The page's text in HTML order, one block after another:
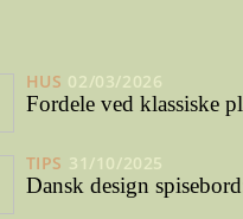
HUS 02/03/2026
Fordele ved klassiske
TIPS 31/10/2025
Dansk design